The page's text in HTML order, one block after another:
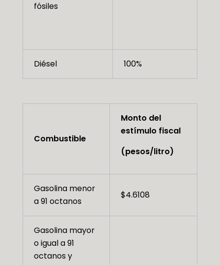
fósiles
Diésel 100%
Combustible
Monto del
estímulo fiscal
(pesos/litro)
Gasolina menor
a 91 octanos
$4.6108
Gasolina mayor
o igual a 91
octanos y